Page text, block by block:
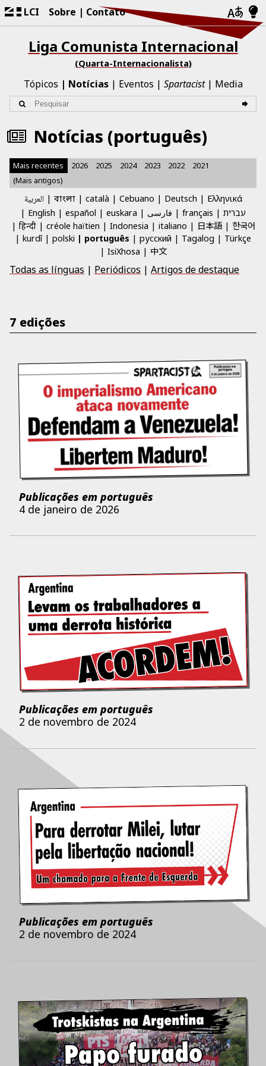
LCI Sobre Contato
Liga Comunista Internacional
(Quarta-Internacionalista)
Tópicos Notícias Eventos Spartacist Media
Notícias (português)
Mais recentes 2026 2025 2024 2023 2022
2021
(Mais antigos)
العربية বাংলা català Cebuano Deutsch
Ελληνικά
English
español euskara فارسی français
עברית
हिन्दी
créole haïtien Indonesia italiano 日本語 한국어
kurdî polski português русский Tagalog
Türkçe
IsiXhosa
中文
Todas as línguas | Periódicos | Artigos de destaque
7 edições
Publicações em português
4 de janeiro de 2026
Publicações em português
2 de novembro de 2024
Publicações em português
2 de novembro de 2024